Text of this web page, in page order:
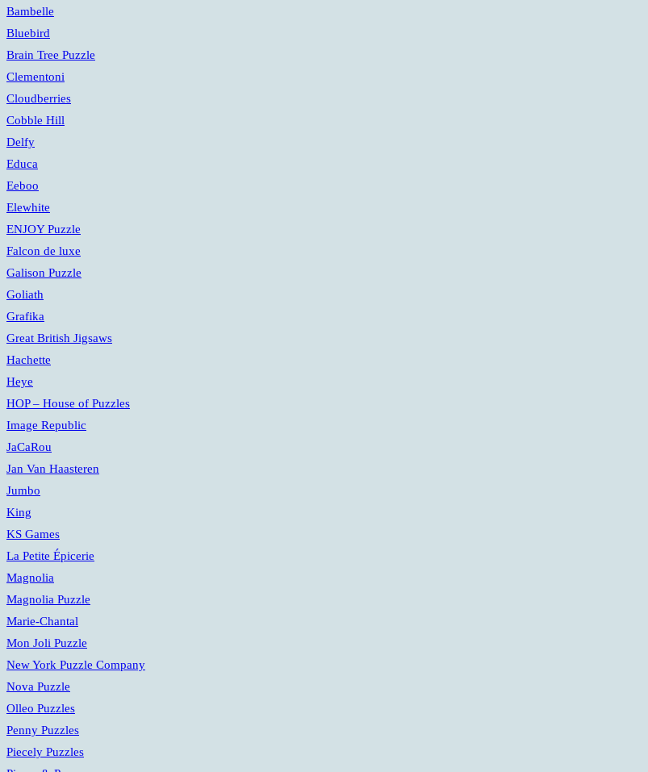
Bambelle
Bluebird
Brain Tree Puzzle
Clementoni
Cloudberries
Cobble Hill
Delfy
Educa
Eeboo
Elewhite
ENJOY Puzzle
Falcon de luxe
Galison Puzzle
Goliath
Grafika
Great British Jigsaws
Hachette
Heye
HOP – House of Puzzles
Image Republic
JaCaRou
Jan Van Haasteren
Jumbo
King
KS Games
La Petite Épicerie
Magnolia
Magnolia Puzzle
Marie-Chantal
Mon Joli Puzzle
New York Puzzle Company
Nova Puzzle
Olleo Puzzles
Penny Puzzles
Piecely Puzzles